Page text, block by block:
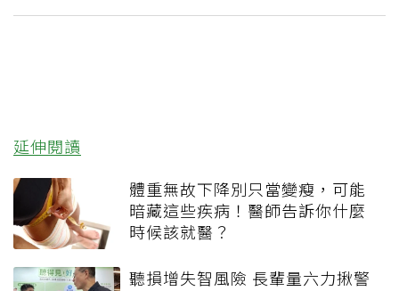
延伸閱讀
體重無故下降別只當變瘦，可能
暗藏這些疾病！醫師告訴你什麼
時候該就醫？
聽損增失智風險 長輩量六力揪警